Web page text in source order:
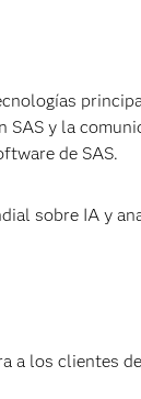
SAS y la
de SAS.
sobre IA y
a los clientes